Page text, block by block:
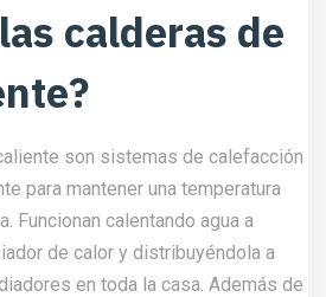
calderas de
son sistemas de calefacción
para mantener una temperatura
Funcionan calentando agua a
de calor y distribuyéndola a
en toda la casa. Además de